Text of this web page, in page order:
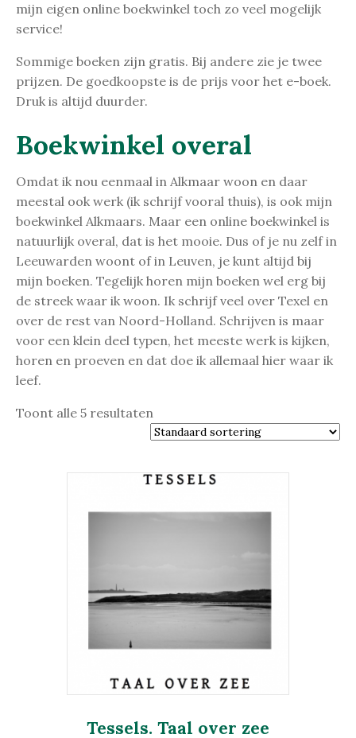
mijn eigen online boekwinkel toch zo veel mogelijk
service!
Sommige boeken zijn gratis. Bij andere zie je twee
prijzen. De goedkoopste is de prijs voor het e-boek.
Druk is altijd duurder.
Boekwinkel overal
Omdat ik nou eenmaal in Alkmaar woon en daar
meestal ook werk (ik schrijf vooral thuis), is ook mijn
boekwinkel Alkmaars. Maar een online boekwinkel is
natuurlijk overal, dat is het mooie. Dus of je nu zelf in
Leeuwarden woont of in Leuven, je kunt altijd bij
mijn boeken. Tegelijk horen mijn boeken wel erg bij
de streek waar ik woon. Ik schrijf veel over Texel en
over de rest van Noord-Holland. Schrijven is maar
voor een klein deel typen, het meeste werk is kijken,
horen en proeven en dat doe ik allemaal hier waar ik
leef.
Toont alle 5 resultaten
Tessels. Taal over zee